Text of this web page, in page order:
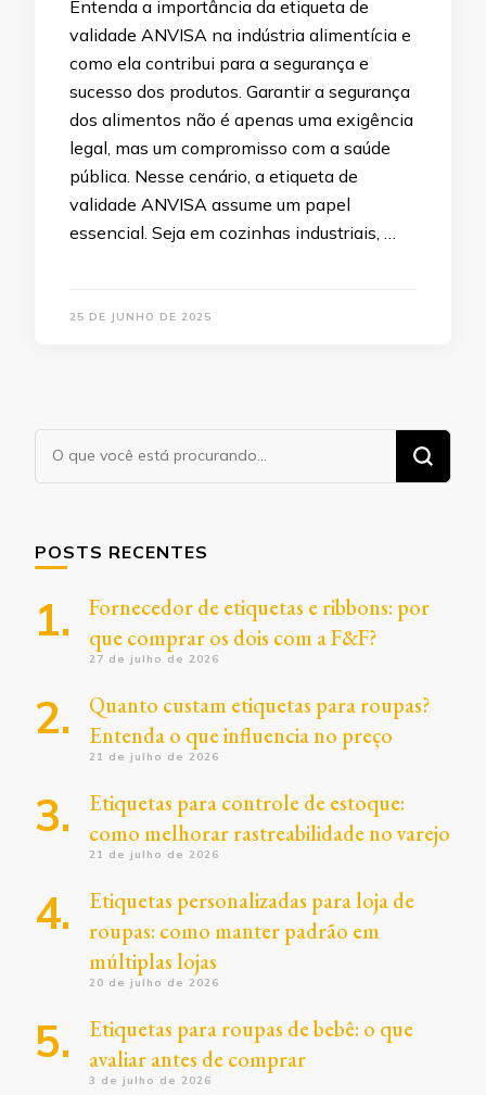
Entenda a importância da etiqueta de
validade ANVISA na indústria alimentícia e
como ela contribui para a segurança e
sucesso dos produtos. Garantir a segurança
dos alimentos não é apenas uma exigência
legal, mas um compromisso com a saúde
pública. Nesse cenário, a etiqueta de
validade ANVISA assume um papel
essencial. Seja em cozinhas industriais, …
25 DE JUNHO DE 2025
Procurando
algo?
POSTS RECENTES
Fornecedor de etiquetas e ribbons: por
que comprar os dois com a F&F?
27 de julho de 2026
Quanto custam etiquetas para roupas?
Entenda o que influencia no preço
21 de julho de 2026
Etiquetas para controle de estoque:
como melhorar rastreabilidade no varejo
21 de julho de 2026
Etiquetas personalizadas para loja de
roupas: como manter padrão em
múltiplas lojas
20 de julho de 2026
Etiquetas para roupas de bebê: o que
avaliar antes de comprar
3 de julho de 2026